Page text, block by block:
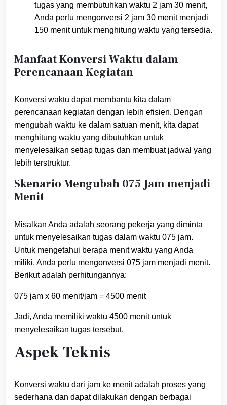
tugas yang membutuhkan waktu 2 jam 30 menit,
Anda perlu mengonversi 2 jam 30 menit menjadi
150 menit untuk menghitung waktu yang tersedia.
Manfaat Konversi Waktu dalam
Perencanaan Kegiatan
Konversi waktu dapat membantu kita dalam
perencanaan kegiatan dengan lebih efisien. Dengan
mengubah waktu ke dalam satuan menit, kita dapat
menghitung waktu yang dibutuhkan untuk
menyelesaikan setiap tugas dan membuat jadwal yang
lebih terstruktur.
Skenario Mengubah 075 Jam menjadi
Menit
Misalkan Anda adalah seorang pekerja yang diminta
untuk menyelesaikan tugas dalam waktu 075 jam.
Untuk mengetahui berapa menit waktu yang Anda
miliki, Anda perlu mengonversi 075 jam menjadi menit.
Berikut adalah perhitungannya:
075 jam x 60 menit/jam = 4500 menit
Jadi, Anda memiliki waktu 4500 menit untuk
menyelesaikan tugas tersebut.
Aspek Teknis
Konversi waktu dari jam ke menit adalah proses yang
sederhana dan dapat dilakukan dengan berbagai